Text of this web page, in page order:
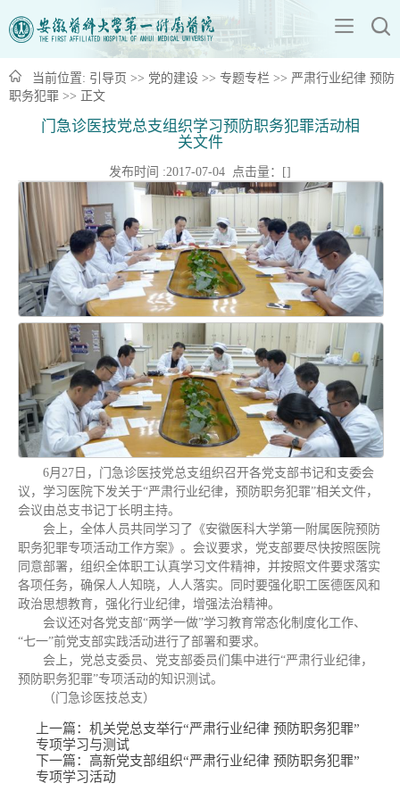
当前位置: 引导页 >> 党的建设 >> 专题专栏 >> 严肃行业纪律 预防
职务犯罪 >> 正文
门急诊医技党总支组织学习预防职务犯罪活动相
关文件
发布时间 :2017-07-04 点击量：[]
6月27日，门急诊医技党总支组织召开各党支部书记和支委会
议，学习医院下发关于“严肃行业纪律，预防职务犯罪”相关文件，
会议由总支书记丁长明主持。
会上，全体人员共同学习了《安徽医科大学第一附属医院预防
职务犯罪专项活动工作方案》。会议要求，党支部要尽快按照医院
同意部署，组织全体职工认真学习文件精神，并按照文件要求落实
各项任务，确保人人知晓，人人落实。同时要强化职工医德医风和
政治思想教育，强化行业纪律，增强法治精神。
会议还对各党支部“两学一做”学习教育常态化制度化工作、
“七一”前党支部实践活动进行了部署和要求。
会上，党总支委员、党支部委员们集中进行“严肃行业纪律，
预防职务犯罪”专项活动的知识测试。
（门急诊医技总支）
上一篇： 机关党总支举行“严肃行业纪律 预防职务犯罪”
专项学习与测试
下一篇： 高新党支部组织“严肃行业纪律 预防职务犯罪”
专项学习活动